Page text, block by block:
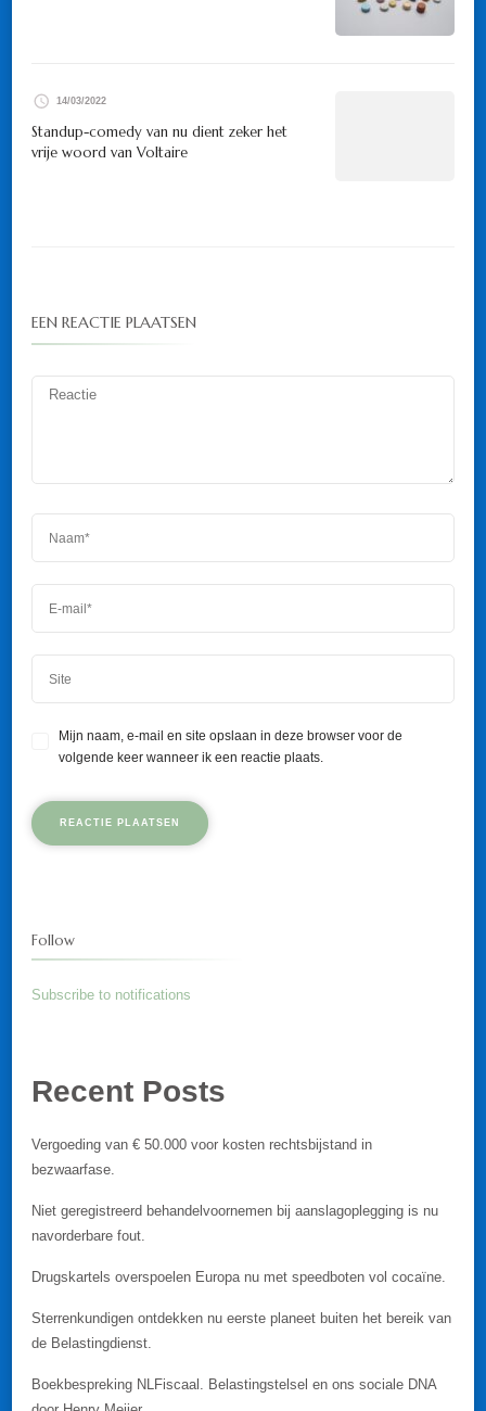
14/03/2022
Standup-comedy van nu dient zeker het
vrije woord van Voltaire
EEN REACTIE PLAATSEN
Mijn naam, e-mail en site opslaan in deze browser voor de
volgende keer wanneer ik een reactie plaats.
Follow
Subscribe to notifications
Recent Posts
Vergoeding van € 50.000 voor kosten rechtsbijstand in
bezwaarfase.
Niet geregistreerd behandelvoornemen bij aanslagoplegging is nu
navorderbare fout.
Drugskartels overspoelen Europa nu met speedboten vol cocaïne.
Sterrenkundigen ontdekken nu eerste planeet buiten het bereik van
de Belastingdienst.
Boekbespreking NLFiscaal. Belastingstelsel en ons sociale DNA